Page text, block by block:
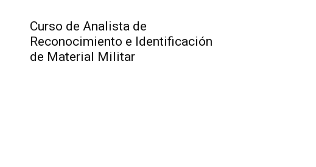
Curso de Analista de
Reconocimiento e Identificación
de Material Militar